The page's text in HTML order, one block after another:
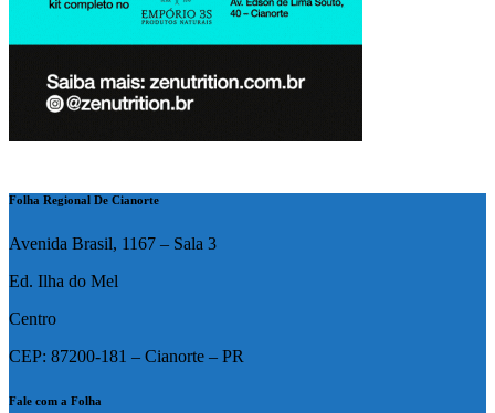
Folha Regional De Cianorte
Avenida Brasil, 1167 – Sala 3
Ed. Ilha do Mel
Centro
CEP: 87200-181 – Cianorte – PR
Fale com a Folha